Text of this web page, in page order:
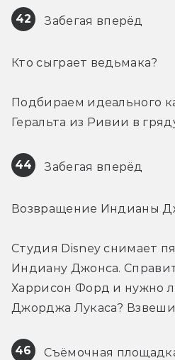
42 Забегая вперёд
Кто сыграет ведьмака?
Подбираем идеального
Геральта из Ривии в
44 Забегая вперёд
Возвращение Индианы
Студия Disney снимает
Индиану Джонса.
Харрисон Форд и нужно
Джорджа Лукаса?
46 Съёмочная